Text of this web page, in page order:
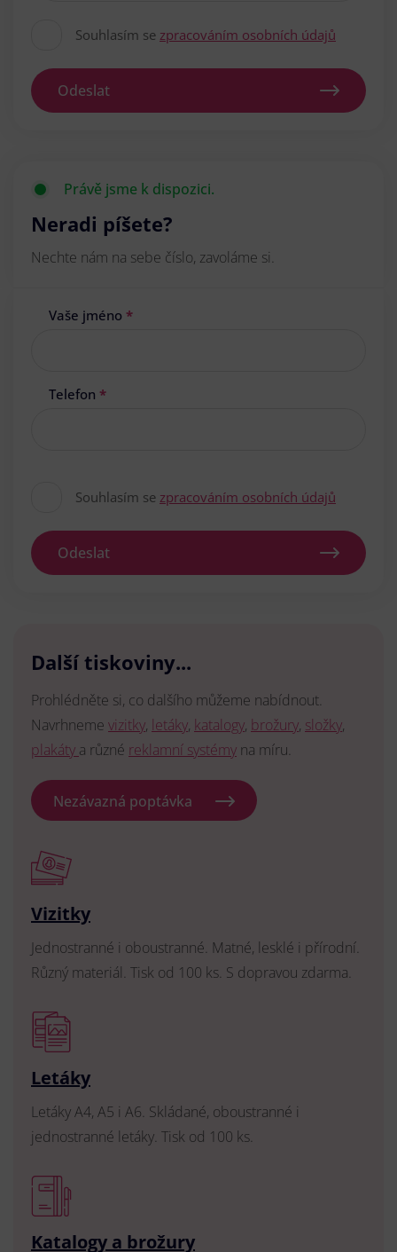
Souhlasím se zpracováním osobních údajů
Odeslat
Právě jsme k dispozici.
Neradi píšete?
Nechte nám na sebe číslo, zavoláme si.
Vaše jméno *
Telefon *
Souhlasím se zpracováním osobních údajů
Odeslat
Další tiskoviny...
Prohlédněte si, co dalšího můžeme nabídnout.
Navrhneme vizitky, letáky, katalogy, brožury, složky,
plakáty a různé reklamní systémy na míru.
Nezávazná poptávka
Vizitky
Jednostranné i oboustranné. Matné, lesklé i přírodní.
Různý materiál. Tisk od 100 ks. S dopravou zdarma.
Letáky
Letáky A4, A5 i A6. Skládané, oboustranné i
jednostranné letáky. Tisk od 100 ks.
Katalogy a brožury